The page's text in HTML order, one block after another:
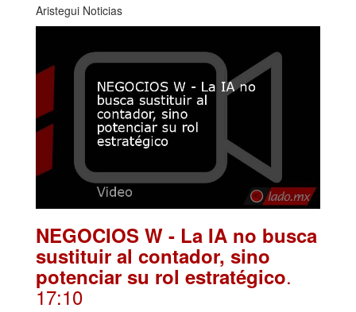
Aristegui Noticias
NEGOCIOS W - La IA no busca
sustituir al contador, sino
potenciar su rol estratégico.
17:10